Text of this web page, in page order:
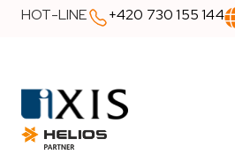
HOT-LINE +420 730 155 144